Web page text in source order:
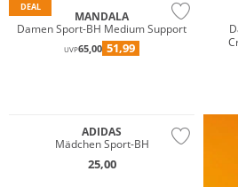
DEAL
MANDALA
Damen Sport-BH Medium Support
UVP65,00 51,99
ADIDAS
Mädchen Sport-BH
25,00